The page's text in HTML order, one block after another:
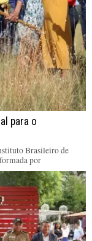
para o
Brasileiro de
por